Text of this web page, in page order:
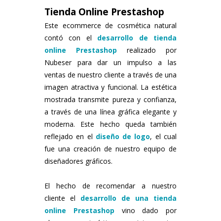
Tienda Online Prestashop
Este ecommerce de cosmética natural
contó con el desarrollo de tienda
online Prestashop realizado por
Nubeser para dar un impulso a las
ventas de nuestro cliente a través de una
imagen atractiva y funcional. La estética
mostrada transmite pureza y confianza,
a través de una línea gráfica elegante y
moderna. Este hecho queda también
reflejado en el diseño de logo, el cual
fue una creación de nuestro equipo de
diseñadores gráficos.
El hecho de recomendar a nuestro
cliente el desarrollo de una tienda
online Prestashop vino dado por